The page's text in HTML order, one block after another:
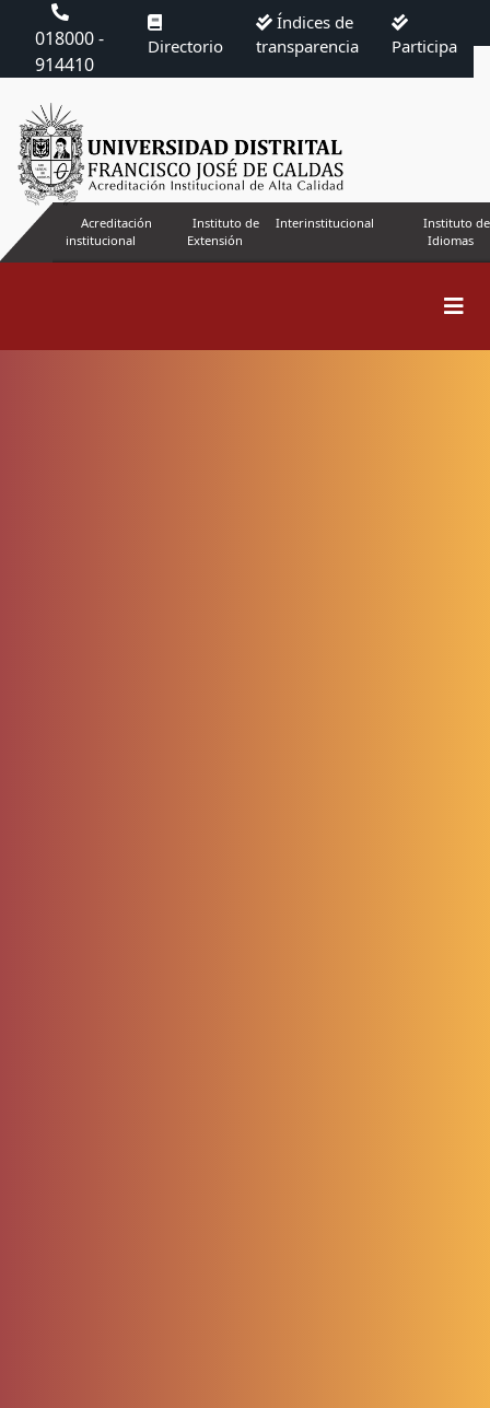
018000 -
914410
Directorio
Índices de
transparencia
Participa
Acreditación
institucional
Instituto de
Extensión
Interinstitucional
Instituto de
Idiomas